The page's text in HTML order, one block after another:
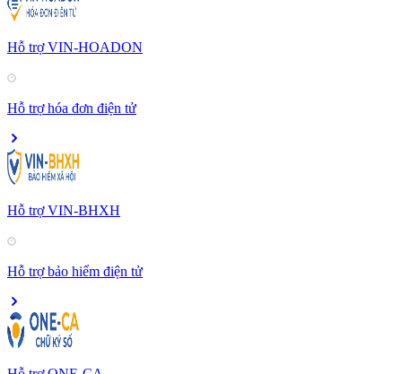
Hỗ trợ VIN-HOADON
Hỗ trợ hóa đơn điện tử
Hỗ trợ VIN-BHXH
Hỗ trợ bảo hiểm điện tử